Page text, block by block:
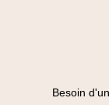
Besoin